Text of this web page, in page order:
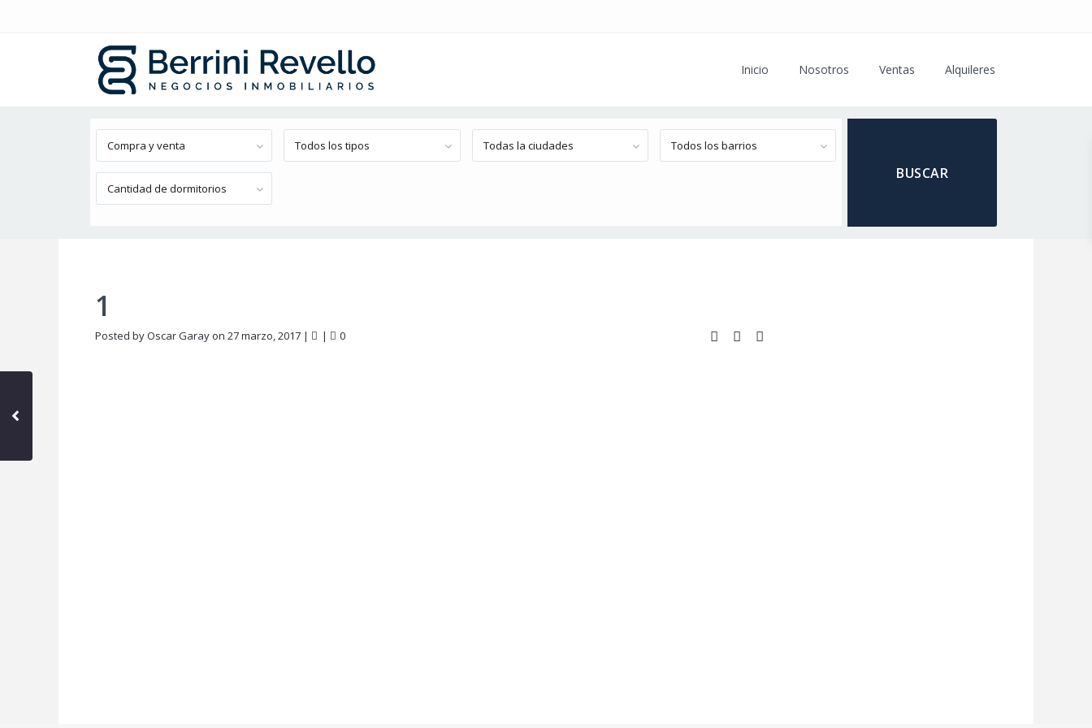
Inicio Nosotros Ventas Alquileres
Búsqueda avanzada
Compra y venta Todos los tipos Todas la ciudades Todos los barrios
Cantidad de dormitorios
1
Posted by Oscar Garay on 27 marzo, 2017 | | 0